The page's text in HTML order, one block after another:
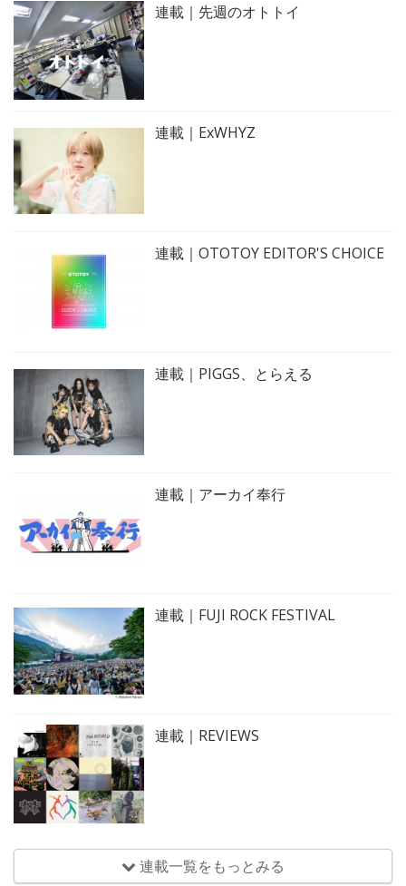
連載｜先週のオトトイ
連載｜ExWHYZ
連載｜OTOTOY EDITOR'S CHOICE
連載｜PIGGS、とらえる
連載｜アーカイ奉行
連載｜FUJI ROCK FESTIVAL
連載｜REVIEWS
連載一覧をもっとみる